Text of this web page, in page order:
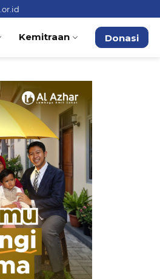
Kemitraan Donasi